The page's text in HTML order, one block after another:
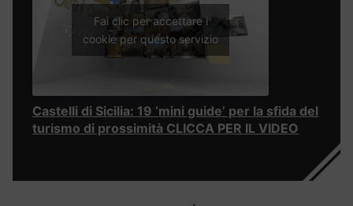
Fai clic per accettare i
cookie per questo servizio
Castelli di Sicilia: 19 ‘mini guide’ per la sfida del
turismo di prossimità CLICCA PER IL VIDEO